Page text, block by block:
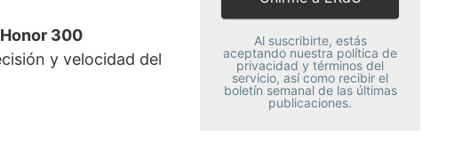
Honor 300
y velocidad del
Al suscribirte, estás
aceptando nuestra política de
privacidad y términos del